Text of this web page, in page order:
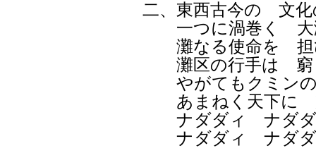
二、東西古今の 文化
一つに渦巻く 大
灘なる使命を 担
灘区の行手は 窮
やがてもクミン
あまねく天下に
ナダダィ ナダダ
ナダダィ ナダダ